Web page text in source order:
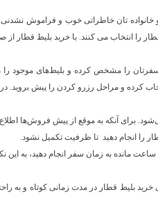
تان خاطراتی خوب و فراموش
را انتخاب می کنند. با خرید بلیط قطار
را مشخص کرده و بلیط‌های موجود را
کرده و مراحل رزرو کردن را پیش
برای آنکه به موقع از پیش فروش‌ها
را انجام دهید تا ظرفیت تکمیل نشود.
مانده به زمان سفر انجام دهید، به این
بلیط قطار در مدت زمانی کوتاه و به